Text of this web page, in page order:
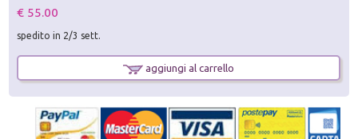
€ 55.00
spedito in 2/3 sett.
aggiungi al carrello